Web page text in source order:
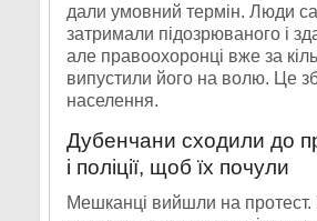
дали умовний термін. Люди
затримали підозрюваного і
але правоохоронці вже за
випустили його на волю. Це
населення.
Дубенчани сходили до
і поліції, щоб їх почули
Мешканці вийшли на